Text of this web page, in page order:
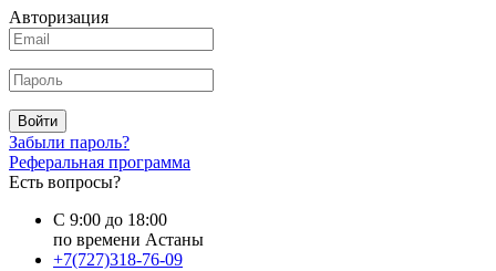
Авторизация
Войти
Забыли пароль?
Реферальная программа
Есть вопросы?
С 9:00 до 18:00
по времени Астаны
+7(727)318-76-09